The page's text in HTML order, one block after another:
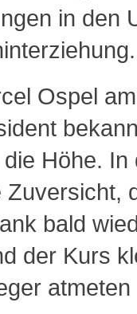
in den
Ospel
Höhe.
Zuversicht,
bald
der Kurs